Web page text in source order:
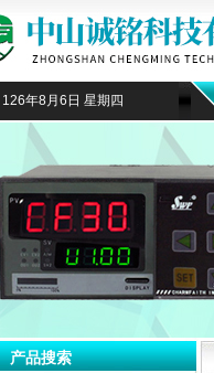
126年8月6日 星期四
产品搜索